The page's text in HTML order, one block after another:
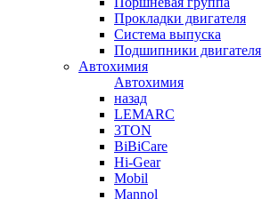
Прокладки двигателя
Система выпуска
Подшипники двигателя
Автохимия
Автохимия
назад
LEMARC
3TON
BiBiCare
Hi-Gear
Mobil
Mannol